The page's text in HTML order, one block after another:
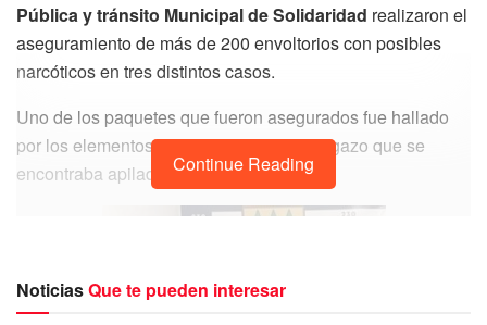
Pública y tránsito Municipal de Solidaridad realizaron el
aseguramiento de más de 200 envoltorios con posibles
narcóticos en tres distintos casos.
Uno de los paquetes que fueron asegurados fue hallado
por los elementos policiacos sobre el sargazo que se
encontraba apilado en una de las playas.
Continue Reading
NoticiasQue te pueden interesar